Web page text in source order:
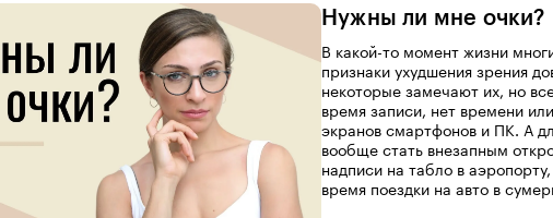
Нужны ли мне очки?
В какой-то момент жизни
признаки ухудшения зрения
некоторые замечают их, но
время записи, нет времени
экранов смартфонов и ПК. А
вообще стать внезапным
надписи на табло в
время поездки на авто в